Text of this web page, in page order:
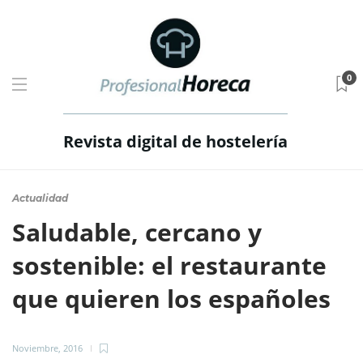
Revista digital de hostelería
0
Actualidad
Saludable, cercano y
sostenible: el restaurante
que quieren los españoles
Noviembre, 2016